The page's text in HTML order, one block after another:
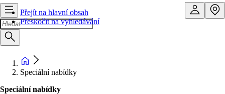
Přejít na hlavní obsah
Přeskočit na vyhledávání
Speciální nabídky
Speciální nabídky